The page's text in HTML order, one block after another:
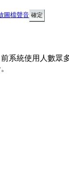
圖檔聲音
系統使用人數眾